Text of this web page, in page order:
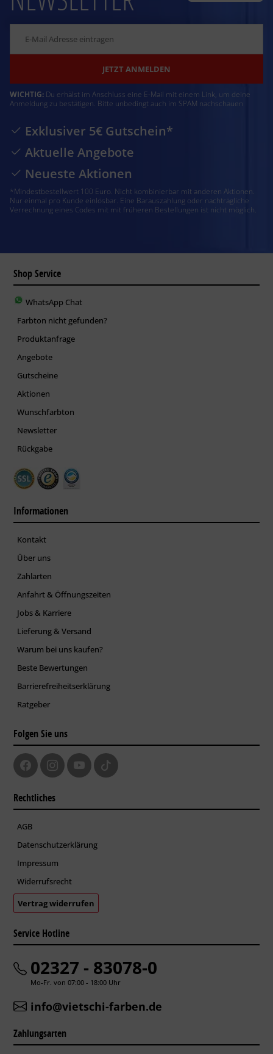
JETZT ANMELDEN
WICHTIG: Du erhälst im Anschluss eine E-Mail mit einem Link, um deine
Anmeldung zu bestätigen. Bitte unbedingt auch im SPAM nachschauen
Exklusiver 5€ Gutschein*
Aktuelle Angebote
Neueste Aktionen
*Mindestbestellwert 100 Euro. Nicht kombinierbar mit anderen Aktionen.
Nur einmal pro Kunde einlösbar. Eine Barauszahlung oder nachträgliche
Verrechnung eines Codes mit mit früheren Bestellungen ist nicht möglich.
Shop Service
WhatsApp Chat
Farbton nicht gefunden?
Produktanfrage
Angebote
Gutscheine
Aktionen
Wunschfarbton
Newsletter
Rückgabe
Informationen
Kontakt
Über uns
Zahlarten
Anfahrt & Öffnungszeiten
Jobs & Karriere
Lieferung & Versand
Warum bei uns kaufen?
Beste Bewertungen
Barrierefreiheitserklärung
Ratgeber
Folgen Sie uns
Rechtliches
AGB
Datenschutzerklärung
Impressum
Widerrufsrecht
Vertrag widerrufen
Service Hotline
02327 - 83078-0
Mo-Fr. von 07:00 - 18:00 Uhr
info@vietschi-farben.de
Zahlungsarten